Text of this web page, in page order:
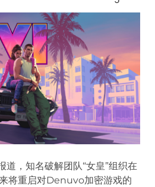
，知名破解团队“女皇”组织在
将重启对Denuvo加密游戏的